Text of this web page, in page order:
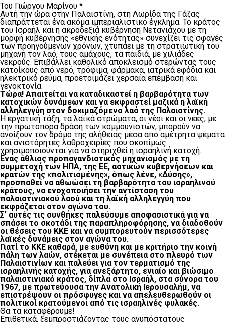
Του Γιώργου Μαρίνου *
Αυτή την ώρα στην Παλαιστίνη, στη Λωρίδα της Γάζας
διαπράττεται ένα ακόμα ιμπεριαλιστικό έγκλημα. Το κράτος
του Ισραήλ και η ακροδεξιά κυβέρνηση Νετανιάχου με τη
μορφή κυβέρνησης «εθνικής ενότητας» συνεχίζει τις σφαγές
των προηγούμενων χρόνων, χτυπάει με τη στρατιωτική του
μηχανή τον λαό, τους αμάχους, τα παιδιά, με χιλιάδες
νεκρούς. Επιβάλλει καθολικό αποκλεισμό στερώντας τους
κατοίκους από νερό, τρόφιμα, φάρμακα, ιατρικά εφόδια και
ηλεκτρικό ρεύμα, προετοιμάζει χερσαία επέμβαση και
γενοκτονία.
Τώρα! Απαιτείται να καταδικαστεί η βαρβαρότητα των
κατοχικών δυνάμεων και να εκφραστεί μαζικά η λαϊκή
αλληλεγγύη στον δοκιμαζόμενο λαό της Παλαιστίνης.
Η εργατική τάξη, τα λαϊκά στρώματα, οι νέοι και οι νέες, με
την πρωτοπόρα δράση των κομμουνιστών, μπορούν να
ανοίξουν τον δρόμο της αλήθειας μέσα από αμέτρητα ψέματα
και ανιστόρητες λαθροχειρίες που σκοπίμως
χρησιμοποιούνται για να στηριχθεί η ισραηλινή κατοχή.
Ενας άθλιος προπαγανδιστικός μηχανισμός με τη
συμμετοχή των ΗΠΑ, της ΕΕ, αστικών κυβερνήσεων και
κρατών της «πολιτισμένης», όπως λένε, «Δύσης»,
προσπαθεί να αθωώσει τη βαρβαρότητα του ισραηλινού
κράτους, να ενοχοποιήσει την αντίσταση του
παλαιστινιακού λαού και τη λαϊκή αλληλεγγύη που
εκφράζεται στον αγώνα του.
Σ’ αυτές τις συνθήκες παλεύουμε αποφασιστικά για να
σπάσει το σκοτάδι της παραπληροφόρησης, να διαδοθούν
οι θέσεις του ΚΚΕ και να συμπορευτούν περισσότερες
λαϊκές δυνάμεις στον αγώνα του.
Γιατί το ΚΚΕ καθαρά, με ευθύνη και με κριτήριο την κοινή
πάλη των λαών, στέκεται με συνέπεια στο πλευρό των
Παλαιστινίων και παλεύει για τον τερματισμό της
ισραηλινής κατοχής, για ανεξάρτητο, ενιαίο και βιώσιμο
παλαιστινιακό κράτος, δίπλα στο Ισραήλ, στα σύνορα του
1967, με πρωτεύουσα την Ανατολική Ιερουσαλήμ, να
επιστρέψουν οι πρόσφυγες και να απελευθερωθούν οι
πολιτικοί κρατούμενοι από τις ισραηλινές φυλακές.
Θα τα καταφέρουμε!
Επιθετικά, ξεμπροστιάζοντας τους ανυπόστατους